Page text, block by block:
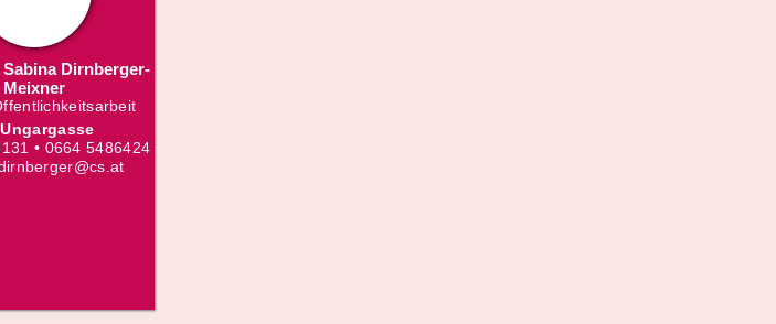
Sabina Dirnberger-
Meixner
• 0664 5486424